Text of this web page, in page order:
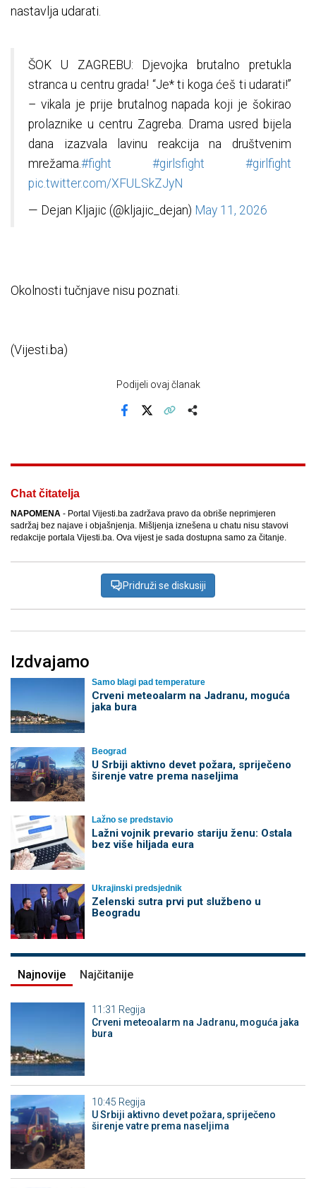
nastavlja udarati.
ŠOK U ZAGREBU: Djevojka brutalno pretukla
stranca u centru grada! “Je* ti koga ćeš ti udarati!”
– vikala je prije brutalnog napada koji je šokirao
prolaznike u centru Zagreba. Drama usred bijela
dana izazvala lavinu reakcija na društvenim
mrežama.#fight #girlsfight
#girlfight
pic.twitter.com/XFULSkZJyN
— Dejan Kljajic (@kljajic_dejan) May 11, 2026
Okolnosti tučnjave nisu poznati.
(Vijesti.ba)
Podijeli ovaj članak
Chat čitatelja
NAPOMENA - Portal Vijesti.ba zadržava pravo da obriše neprimjeren
sadržaj bez najave i objašnjenja. Mišljenja iznešena u chatu nisu stavovi
redakcije portala Vijesti.ba. Ova vijest je sada dostupna samo za čitanje.
Pridruži se diskusiji
Izdvajamo
Samo blagi pad temperature
Crveni meteoalarm na Jadranu, moguća
jaka bura
Beograd
U Srbiji aktivno devet požara, spriječeno
širenje vatre prema naseljima
Lažno se predstavio
Lažni vojnik prevario stariju ženu: Ostala
bez više hiljada eura
Ukrajinski predsjednik
Zelenski sutra prvi put službeno u
Beogradu
Najnovije Najčitanije
11:31 Regija
Crveni meteoalarm na Jadranu, moguća jaka
bura
10:45 Regija
U Srbiji aktivno devet požara, spriječeno
širenje vatre prema naseljima